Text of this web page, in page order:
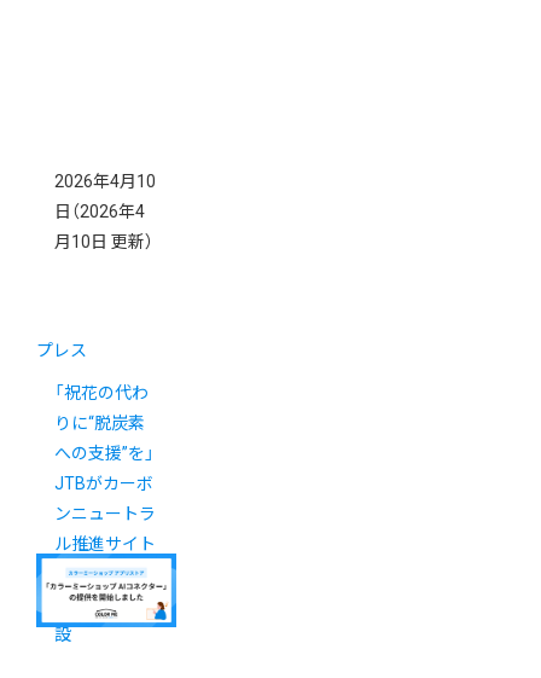
2026年4月10
日 （2026年4
月10日 更新）
プレス
「祝花の代わ
りに“脱炭素
への支援”を」
JTBがカーボ
ンニュートラ
ル推進サイト
をカラーミー
ショップで開
設